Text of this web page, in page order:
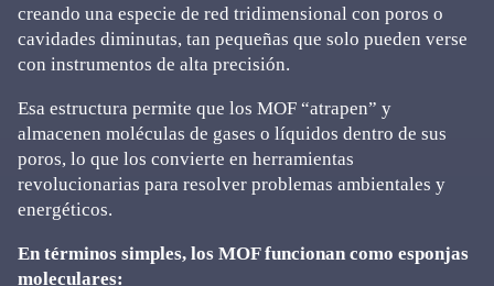
creando una especie de red tridimensional con poros o
cavidades diminutas, tan pequeñas que solo pueden verse
con instrumentos de alta precisión.
Esa estructura permite que los MOF “atrapen” y
almacenen moléculas de gases o líquidos dentro de sus
poros, lo que los convierte en herramientas
revolucionarias para resolver problemas ambientales y
energéticos.
En términos simples, los MOF funcionan como esponjas
moleculares: